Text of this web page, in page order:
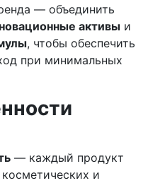
— объединить
активы и
, чтобы обеспечить
при минимальных
— каждый продукт
и